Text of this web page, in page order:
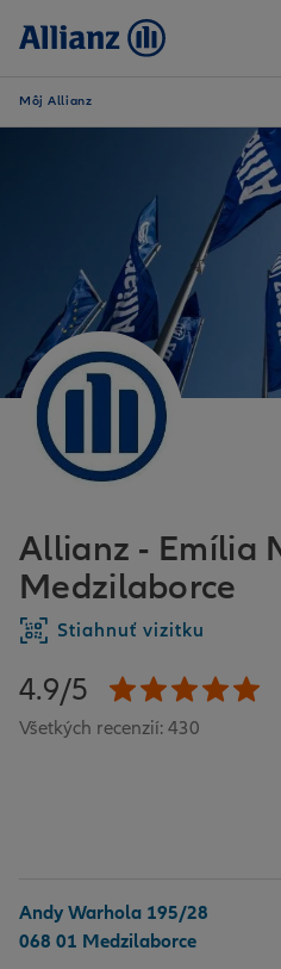
Môj Allianz
Allianz - Emília
Medzilaborce
Stiahnuť vizitku
4.9/5
Všetkých recenzií: 430
Andy Warhola 195/28
068 01 Medzilaborce